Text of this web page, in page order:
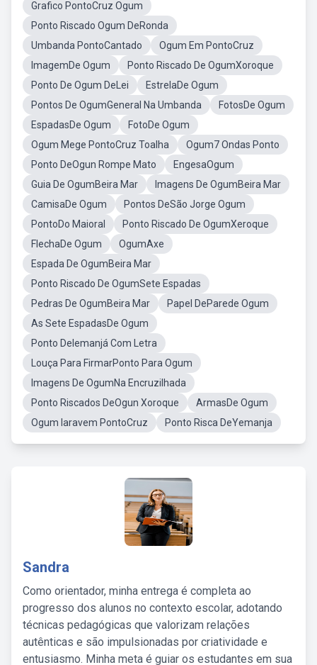
Grafico PontoCruz Ogum
Ponto Riscado Ogum DeRonda
Umbanda PontoCantado
Ogum Em PontoCruz
ImagemDe Ogum
Ponto Riscado De OgumXoroque
Ponto De Ogum DeLei
EstrelaDe Ogum
Pontos De OgumGeneral Na Umbanda
FotosDe Ogum
EspadasDe Ogum
FotoDe Ogum
Ogum Mege PontoCruz Toalha
Ogum7 Ondas Ponto
Ponto DeOgun Rompe Mato
EngesaOgum
Guia De OgumBeira Mar
Imagens De OgumBeira Mar
CamisaDe Ogum
Pontos DeSão Jorge Ogum
PontoDo Maioral
Ponto Riscado De OgumXeroque
FlechaDe Ogum
OgumAxe
Espada De OgumBeira Mar
Ponto Riscado De OgumSete Espadas
Pedras De OgumBeira Mar
Papel DeParede Ogum
As Sete EspadasDe Ogum
Ponto DeIemanjá Com Letra
Louça Para FirmarPonto Para Ogum
Imagens De OgumNa Encruzilhada
Ponto Riscados DeOgun Xoroque
ArmasDe Ogum
Ogum Iaravem PontoCruz
Ponto Risca DeYemanja
Sandra
Como orientador, minha entrega é completa ao
progresso dos alunos no contexto escolar, adotando
técnicas pedagógicas que valorizam relações
autênticas e são impulsionadas por criatividade e
entusiasmo. Minha meta é guiar os estudantes em sua